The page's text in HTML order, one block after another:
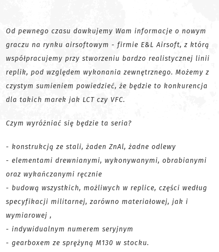
Od pewnego czasu dawkujemy Wam informacje o nowym
graczu na rynku airsoftowym - firmie E&L Airsoft, z którą
współpracujemy przy stworzeniu bardzo realistycznej linii
replik, pod względem wykonania zewnętrznego. Możemy z
czystym sumieniem powiedzieć, że będzie to konkurencja
dla takich marek jak LCT czy VFC.
Czym wyróżniać się będzie ta seria?
- konstrukcją ze stali, żaden ZnAl, żadne odlewy
- elementami drewnianymi, wykonywanymi, obrabianymi
oraz wykańczanymi ręcznie
- budową wszystkich, możliwych w replice, części według
specyfikacji militarnej, zarówno materiałowej, jak i
wymiarowej ,
- indywidualnym numerem seryjnym
- gearboxem ze sprężyną M130 w stocku.